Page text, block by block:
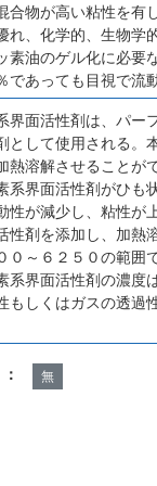
合物が高い粘性を有
れ、化学的、生物学
素油のゲル化に必要
であっても目視で流
界面活性剤は、パー
として使用される。
熱溶解させることが
系界面活性剤がひ
性が減少し、粘性が
性剤を添加し、加
０～６２５０の範囲
系界面活性剤の濃度
もしくはガスの透過
無